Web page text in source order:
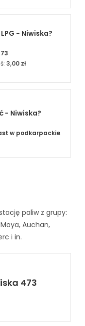
- Niwiska?
3,00 zł
- Niwiska?
w podkarpackie.
paliw z grupy:
Moya, Auchan,
i in.
473